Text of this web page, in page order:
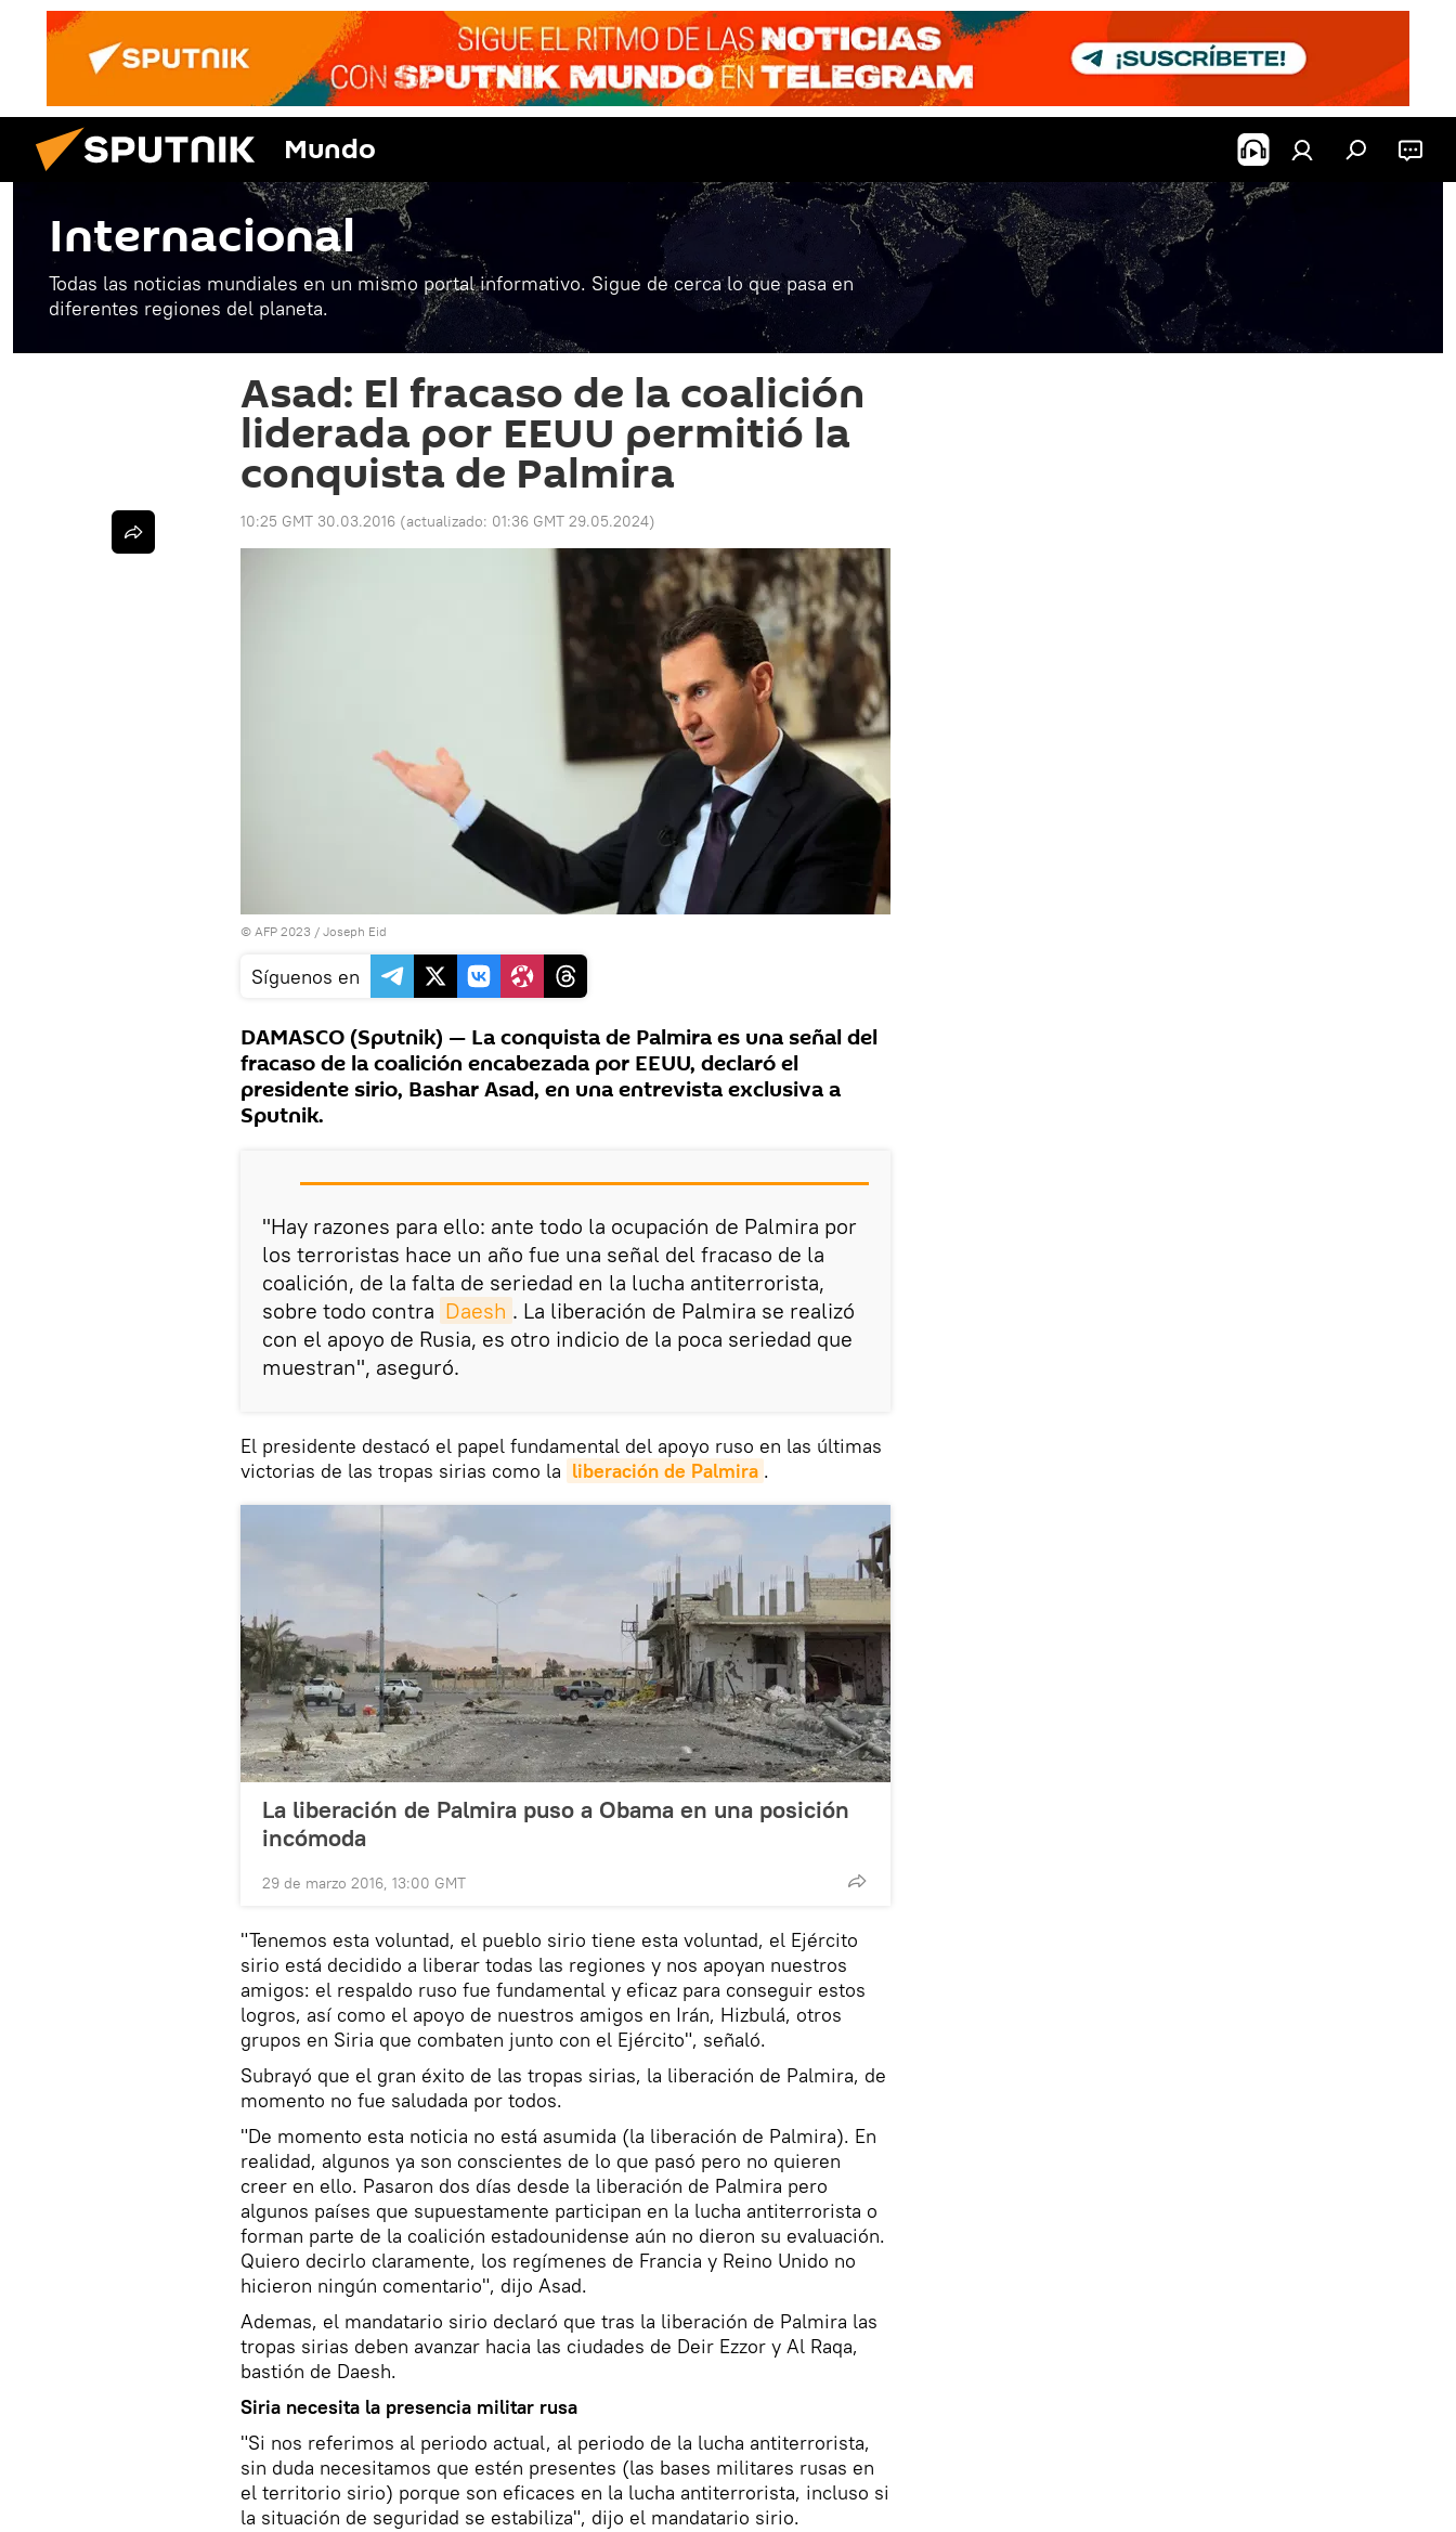
Mundo
Internacional
Todas las noticias mundiales en un mismo portal informativo. Sigue de cerca lo que pasa en
diferentes regiones del planeta.
Asad: El fracaso de la coalición
liderada por EEUU permitió la
conquista de Palmira
10:25 GMT 30.03.2016 (actualizado: 01:36 GMT 29.05.2024)
© AFP 2023 / Joseph Eid
Síguenos en
DAMASCO (Sputnik) — La conquista de Palmira es una señal del
fracaso de la coalición encabezada por EEUU, declaró el
presidente sirio, Bashar Asad, en una entrevista exclusiva a
Sputnik.
"Hay razones para ello: ante todo la ocupación de Palmira por
los terroristas hace un año fue una señal del fracaso de la
coalición, de la falta de seriedad en la lucha antiterrorista,
sobre todo contra Daesh . La liberación de Palmira se realizó
con el apoyo de Rusia, es otro indicio de la poca seriedad que
muestran", aseguró.
El presidente destacó el papel fundamental del apoyo ruso en las últimas
victorias de las tropas sirias como la liberación de Palmira .
La liberación de Palmira puso a Obama en una posición
incómoda
29 de marzo 2016, 13:00 GMT
"Tenemos esta voluntad, el pueblo sirio tiene esta voluntad, el Ejército
sirio está decidido a liberar todas las regiones y nos apoyan nuestros
amigos: el respaldo ruso fue fundamental y eficaz para conseguir estos
logros, así como el apoyo de nuestros amigos en Irán, Hizbulá, otros
grupos en Siria que combaten junto con el Ejército", señaló.
Subrayó que el gran éxito de las tropas sirias, la liberación de Palmira, de
momento no fue saludada por todos.
"De momento esta noticia no está asumida (la liberación de Palmira). En
realidad, algunos ya son conscientes de lo que pasó pero no quieren
creer en ello. Pasaron dos días desde la liberación de Palmira pero
algunos países que supuestamente participan en la lucha antiterrorista o
forman parte de la coalición estadounidense aún no dieron su evaluación.
Quiero decirlo claramente, los regímenes de Francia y Reino Unido no
hicieron ningún comentario", dijo Asad.
Ademas, el mandatario sirio declaró que tras la liberación de Palmira las
tropas sirias deben avanzar hacia las ciudades de Deir Ezzor y Al Raqa,
bastión de Daesh.
Siria necesita la presencia militar rusa
"Si nos referimos al periodo actual, al periodo de la lucha antiterrorista,
sin duda necesitamos que estén presentes (las bases militares rusas en
el territorio sirio) porque son eficaces en la lucha antiterrorista, incluso si
la situación de seguridad se estabiliza", dijo el mandatario sirio.